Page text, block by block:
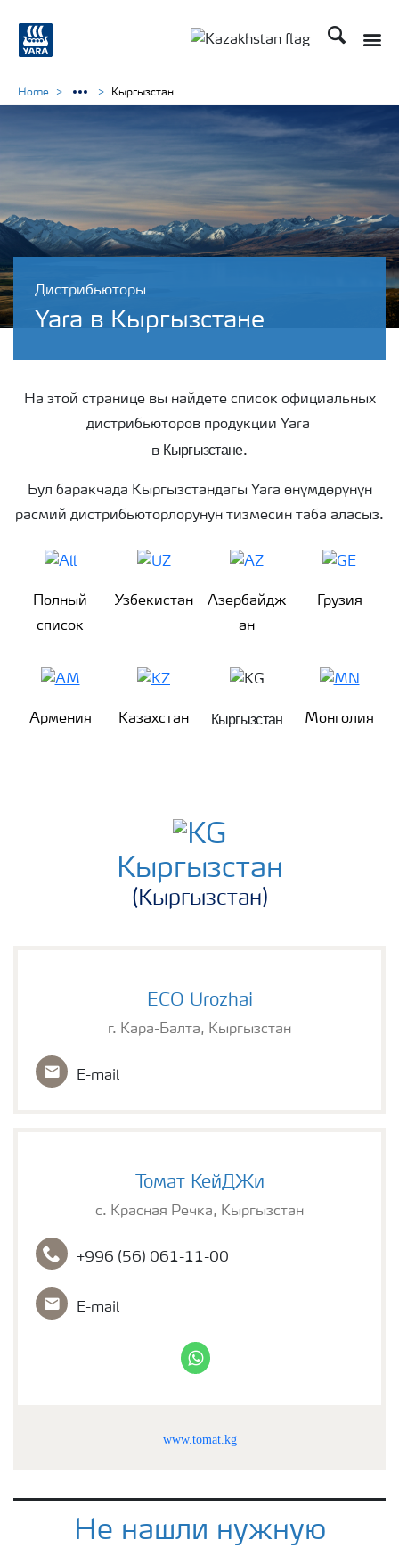
Поиск
Дистрибьюторы
Yara в Кыргызстане
Home Кыргызстан
На этой странице вы найдете список официальных
дистрибьюторов продукции Yara
в Кыргызстане.
Бул баракчада Кыргызстандагы Yara өнүмдөрүнүн
расмий дистрибьюторлорунун тизмесин таба аласыз.
Полный
список
Узбекистан
Азербайдж
ан
Грузия
Армения Казахстан Кыргызстан Монголия
Кыргызстан
(Кыргызстан)
ECO Urozhai
г. Кара-Балта, Кыргызстан
E-mail
Томат КейДЖи
с. Красная Речка, Кыргызстан
+996 (56) 061-11-00
E-mail
whatsapp
www.tomat.kg
Не нашли нужную